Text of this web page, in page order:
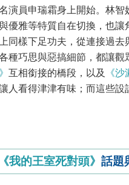
演員申瑞霜身上開始。林
優雅等特質自在切換，也
同樣下足功夫，從連接過
種巧思與惡搞細節，都讓
互相銜接的橋段，以及 《沙
人看得津津有味；而這些
《我的王室死對頭》 話題